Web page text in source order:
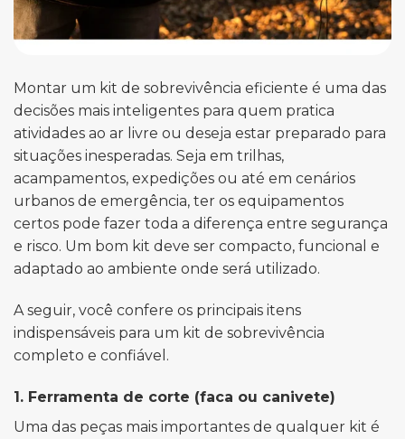
Montar um kit de sobrevivência eficiente é uma das
decisões mais inteligentes para quem pratica
atividades ao ar livre ou deseja estar preparado para
situações inesperadas. Seja em trilhas,
acampamentos, expedições ou até em cenários
urbanos de emergência, ter os equipamentos
certos pode fazer toda a diferença entre segurança
e risco. Um bom kit deve ser compacto, funcional e
adaptado ao ambiente onde será utilizado.
A seguir, você confere os principais itens
indispensáveis para um kit de sobrevivência
completo e confiável.
1. Ferramenta de corte (faca ou canivete)
Uma das peças mais importantes de qualquer kit é